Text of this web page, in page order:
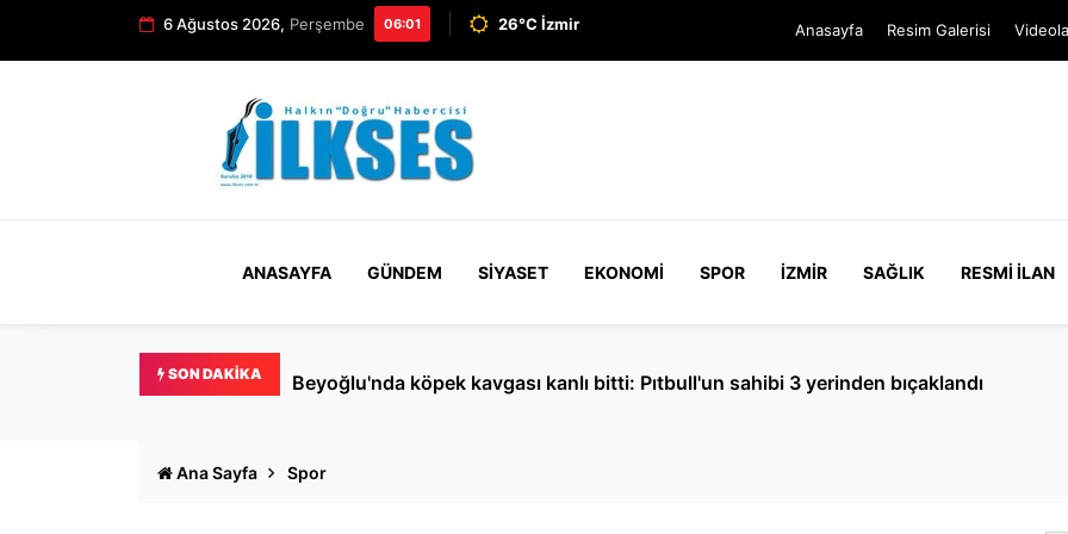
6 Ağustos 2026, Perşembe 06:01 26°C İzmir Anasayfa Resim Galerisi
ANASAYFA GÜNDEM SIYASET EKONOMI SPOR İZMIR SAĞLIK RESMI İLAN
SON DAKIKA Beyoğlu'nda köpek kavgası kanlı bitti: Pıtbull'un sahibi 3 yerinden bıçaklandı
Ana Sayfa Spor